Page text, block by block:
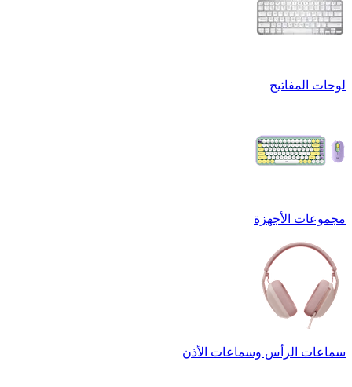
لوحات المفاتيح
مجموعات الأجهزة
سماعات الرأس وسماعات الأذن